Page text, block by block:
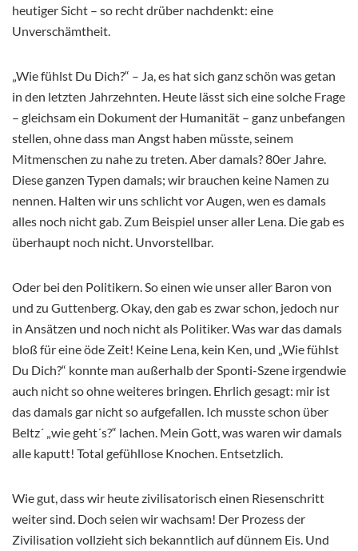
heutiger Sicht – so recht drüber nachdenkt: eine
Unverschämtheit.
„Wie fühlst Du Dich?“ – Ja, es hat sich ganz schön was getan
in den letzten Jahrzehnten. Heute lässt sich eine solche Frage
– gleichsam ein Dokument der Humanität – ganz unbefangen
stellen, ohne dass man Angst haben müsste, seinem
Mitmenschen zu nahe zu treten. Aber damals? 80er Jahre.
Diese ganzen Typen damals; wir brauchen keine Namen zu
nennen. Halten wir uns schlicht vor Augen, wen es damals
alles noch nicht gab. Zum Beispiel unser aller Lena. Die gab es
überhaupt noch nicht. Unvorstellbar.
Oder bei den Politikern. So einen wie unser aller Baron von
und zu Guttenberg. Okay, den gab es zwar schon, jedoch nur
in Ansätzen und noch nicht als Politiker. Was war das damals
bloß für eine öde Zeit! Keine Lena, kein Ken, und „Wie fühlst
Du Dich?“ konnte man außerhalb der Sponti-Szene irgendwie
auch nicht so ohne weiteres bringen. Ehrlich gesagt: mir ist
das damals gar nicht so aufgefallen. Ich musste schon über
Beltz´ „wie geht´s?“ lachen. Mein Gott, was waren wir damals
alle kaputt! Total gefühllose Knochen. Entsetzlich.
Wie gut, dass wir heute zivilisatorisch einen Riesenschritt
weiter sind. Doch seien wir wachsam! Der Prozess der
Zivilisation vollzieht sich bekanntlich auf dünnem Eis. Und